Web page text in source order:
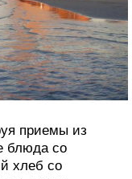
котел